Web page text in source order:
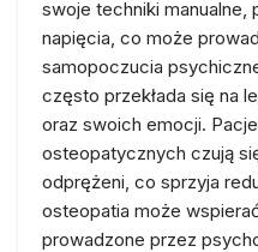
swoje techniki manualne,
napięcia, co może
samopoczucia
często przekłada się na
oraz swoich emocji.
osteopatycznych czują
odprężeni, co sprzyja
osteopatia może
prowadzone przez